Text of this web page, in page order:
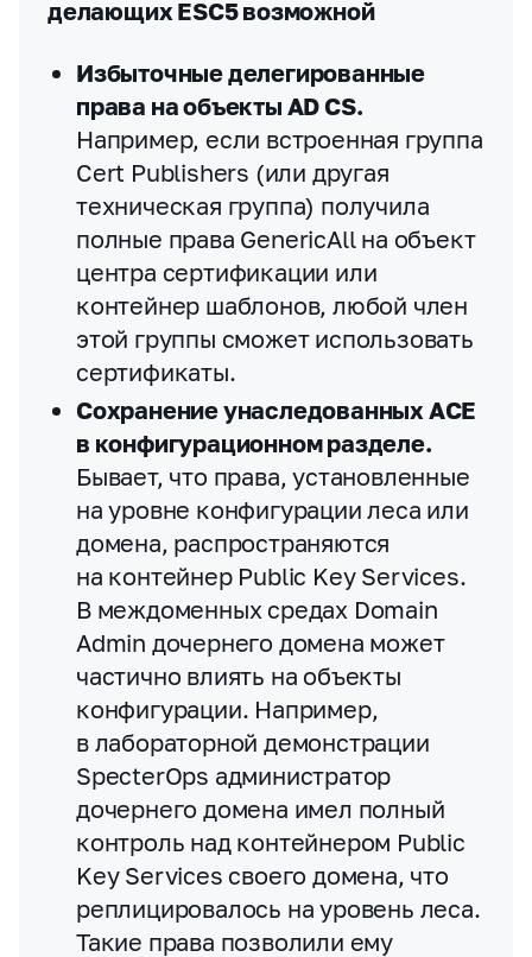
делающих ESC5 возможной
Избыточные делегированные
права на объекты AD CS.
Например, если встроенная группа
Cert Publishers (или другая
техническая группа) получила
полные права GenericAll на объект
центра сертификации или
контейнер шаблонов, любой член
этой группы сможет использовать
сертификаты.
Сохранение унаследованных ACE
в конфигурационном разделе.
Бывает, что права, установленные
на уровне конфигурации леса или
домена, распространяются
на контейнер Public Key Services.
В междоменных средах Domain
Admin дочернего домена может
частично влиять на объекты
конфигурации. Например,
в лабораторной демонстрации
SpecterOps администратор
дочернего домена имел полный
контроль над контейнером Public
Key Services своего домена, что
реплицировалось на уровень леса.
Такие права позволили ему